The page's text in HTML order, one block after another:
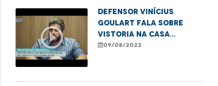
play_circle_outline
Defensor Vinícius
Goulart fala sobre
vistoria na Casa
Camélia Rosa
09/08/2022